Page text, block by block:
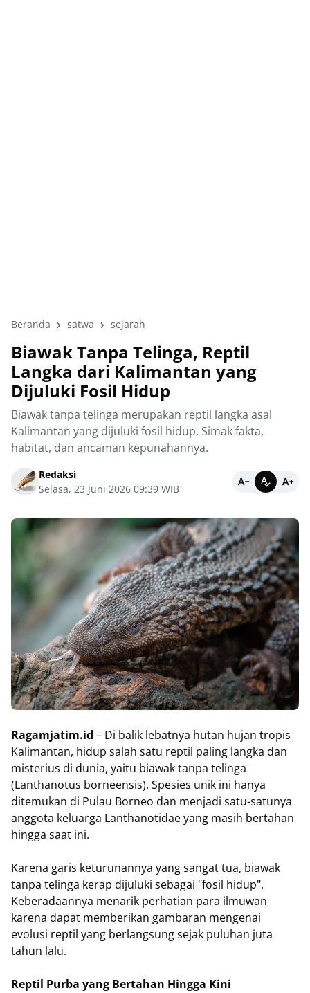
Beranda satwa sejarah
Biawak Tanpa Telinga, Reptil
Langka dari Kalimantan yang
Dijuluki Fosil Hidup
Biawak tanpa telinga merupakan reptil langka asal
Kalimantan yang dijuluki fosil hidup. Simak fakta,
habitat, dan ancaman kepunahannya.
Redaksi
Selasa, 23 Juni 2026 09:39 WIB
Ragamjatim.id – Di balik lebatnya hutan hujan tropis
Kalimantan, hidup salah satu reptil paling langka dan
misterius di dunia, yaitu biawak tanpa telinga
(Lanthanotus borneensis). Spesies unik ini hanya
ditemukan di Pulau Borneo dan menjadi satu-satunya
anggota keluarga Lanthanotidae yang masih bertahan
hingga saat ini.
Karena garis keturunannya yang sangat tua, biawak
tanpa telinga kerap dijuluki sebagai "fosil hidup".
Keberadaannya menarik perhatian para ilmuwan
karena dapat memberikan gambaran mengenai
evolusi reptil yang berlangsung sejak puluhan juta
tahun lalu.
Reptil Purba yang Bertahan Hingga Kini